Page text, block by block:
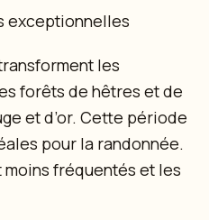
exceptionnelles
les
forêts de hêtres et de
et d’or. Cette période
pour la randonnée.
fréquentés et les